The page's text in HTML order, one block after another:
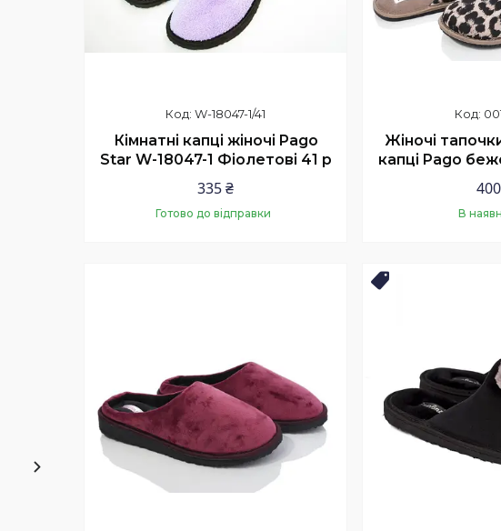
W-18047-1/41
Кімнатні капці жіночі Pago
Star W-18047-1 Фіолетові 41 р
335 ₴
Готово до відправки
Жіночі
капці Pago
В